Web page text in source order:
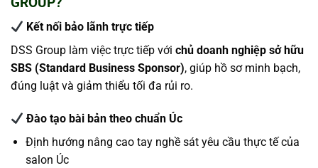
Kết nối bảo lãnh trực tiếp
DSS Group làm việc trực tiếp với chủ doanh nghiệp sở hữu
SBS (Standard Business Sponsor), giúp hồ sơ minh bạch,
đúng luật và giảm thiểu tối đa rủi ro.
Đào tạo bài bản theo chuẩn Úc
Định hướng nâng cao tay nghề sát yêu cầu thực tế của
salon Úc